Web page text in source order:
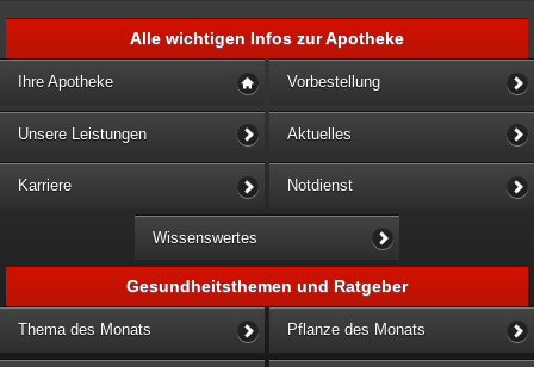
Alle wichtigen Infos zur Apotheke
Ihre Apotheke Vorbestellung
Unsere Leistungen Aktuelles
Karriere Notdienst
Wissenswertes
Gesundheitsthemen und Ratgeber
Thema des Monats Pflanze des Monats